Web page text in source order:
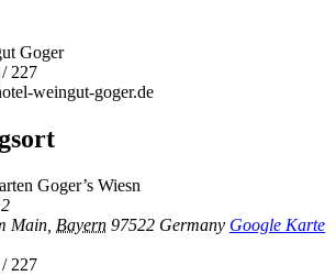
Goger
227
weingut-goger.de
Goger’s Wiesn
Main Bayern 97522 Germany Google Karte
227